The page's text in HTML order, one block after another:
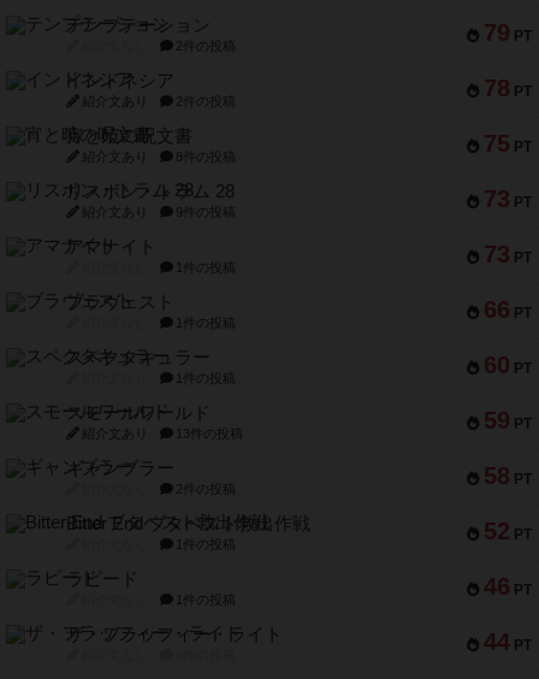
79 PT
テンプテーション
2件の投稿
78 PT
インドネシア
紹介文あり 2件の投稿
75 PT
宵と暁の呪文書
紹介文あり 8件の投稿
73 PT
リスボン・トラム 28
紹介文あり 9件の投稿
73 PT
アマナイト
1件の投稿
66 PT
ブラヴェスト
1件の投稿
60 PT
スペクタキュラー
1件の投稿
59 PT
スモールワールド
紹介文あり 13件の投稿
58 PT
ギャンブラー
2件の投稿
52 PT
Bitter End ブタペスト救出作戦
1件の投稿
46 PT
ラピード
1件の投稿
44 PT
ザ・フラッフィー・ライト